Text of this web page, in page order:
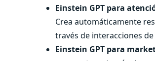
Einstein GPT para
Crea automáticamente
través de interacciones
Einstein GPT para